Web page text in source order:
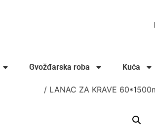
Gvožđarska roba Kuća
/ LANAC ZA KRAVE